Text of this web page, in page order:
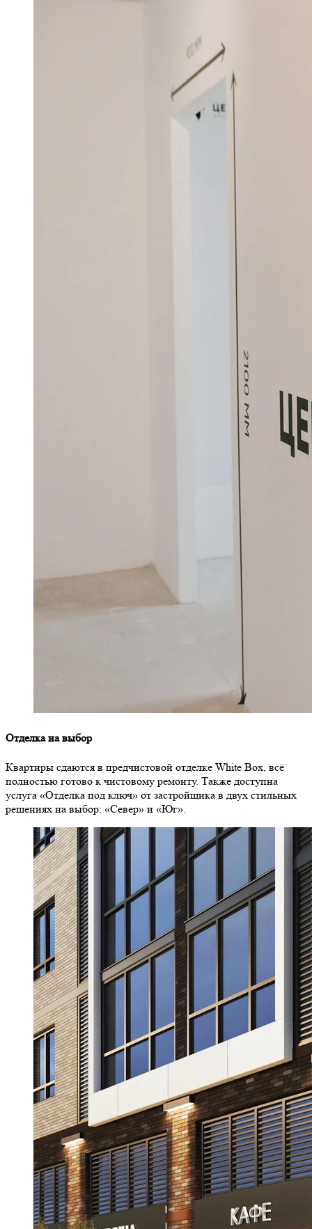
Отделка на выбор
Квартиры сдаются в предчистовой отделке White Box, всё
полностью готово к чистовому ремонту. Также доступна
услуга «Отделка под ключ» от застройщика в двух стильных
решениях на выбор: «Север» и «Юг».